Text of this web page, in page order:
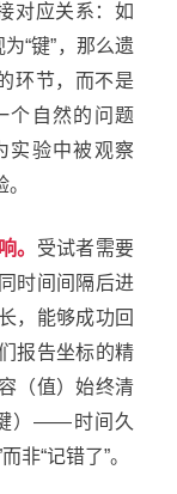
对应关系：如
“键”，那么遗
环节，而不是
个自然的问题
实验中被观察
。 受试者需要
时间间隔后进
，能够成功回
报告坐标的精
（值）始终清
）——时间久
非“记错了”。